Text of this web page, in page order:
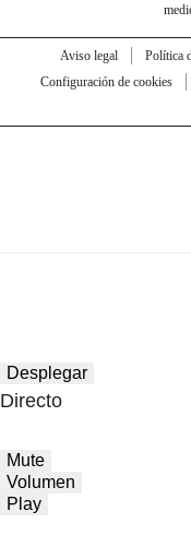
Aviso legal Política
Configuración de cookies
Desplegar
Directo
Mute
Volumen
Play